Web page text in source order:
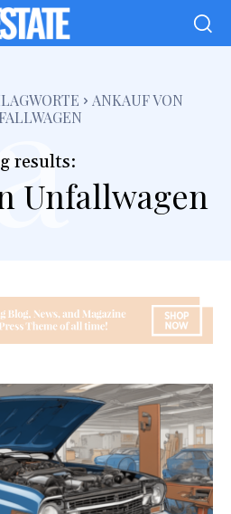
ANKAUF VON
results:
Unfallwagen